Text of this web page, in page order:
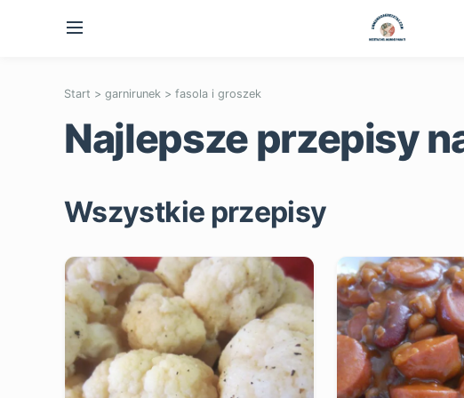
Start > garnirunek > fasola i groszek
Najlepsze przepisy
Wszystkie przepisy